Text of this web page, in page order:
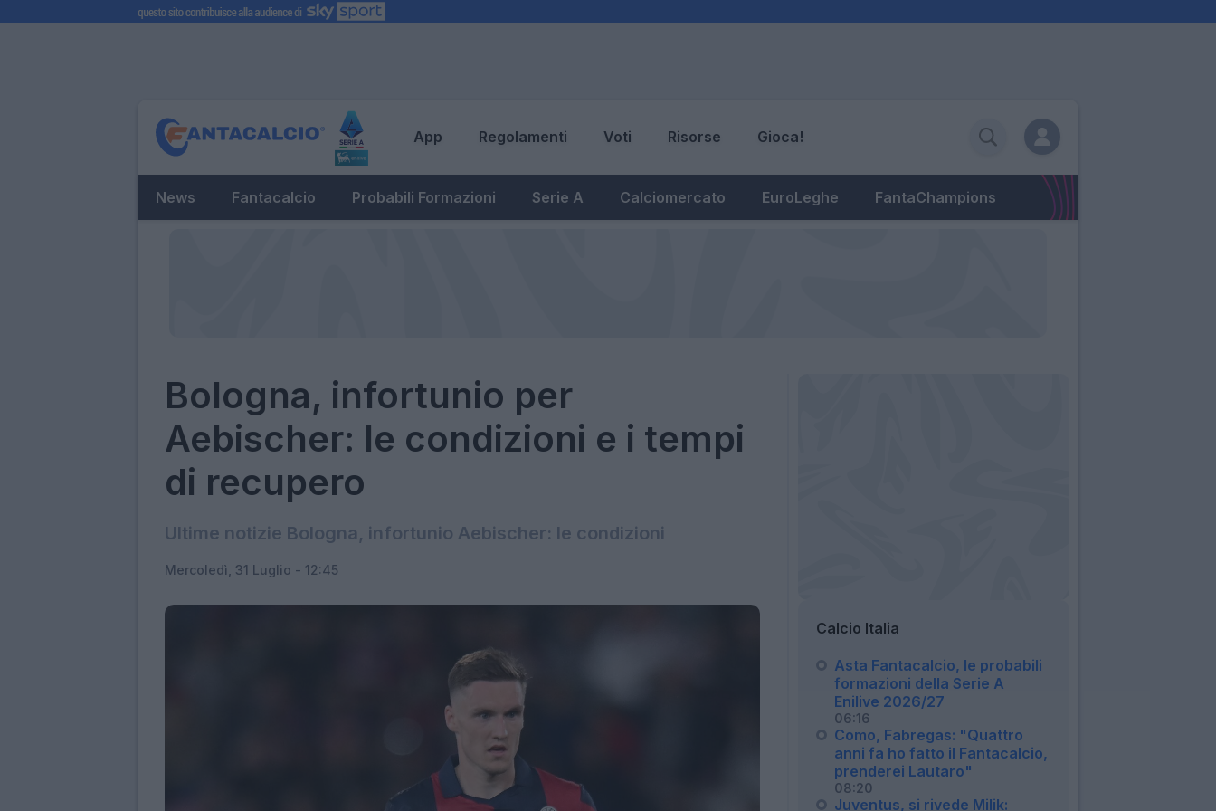
App Regolamenti Voti Risorse Gioca!
News Fantacalcio Probabili Formazioni Serie A Calciomercato EuroLeghe FantaChampions
Bologna, infortunio per
Aebischer: le condizioni e i tempi
di recupero
Ultime notizie Bologna, infortunio Aebischer: le condizioni
Mercoledì, 31 Luglio - 12:45
Calcio Italia
Asta Fantacalcio, le probabili
formazioni della Serie A
Enilive 2026/27
06:16
Como, Fabregas: "Quattro
anni fa ho fatto il Fantacalcio,
prenderei Lautaro"
08:20
Juventus, si rivede Milik: